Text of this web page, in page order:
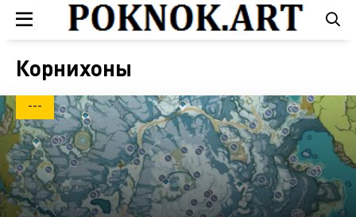
Корнихоны
---